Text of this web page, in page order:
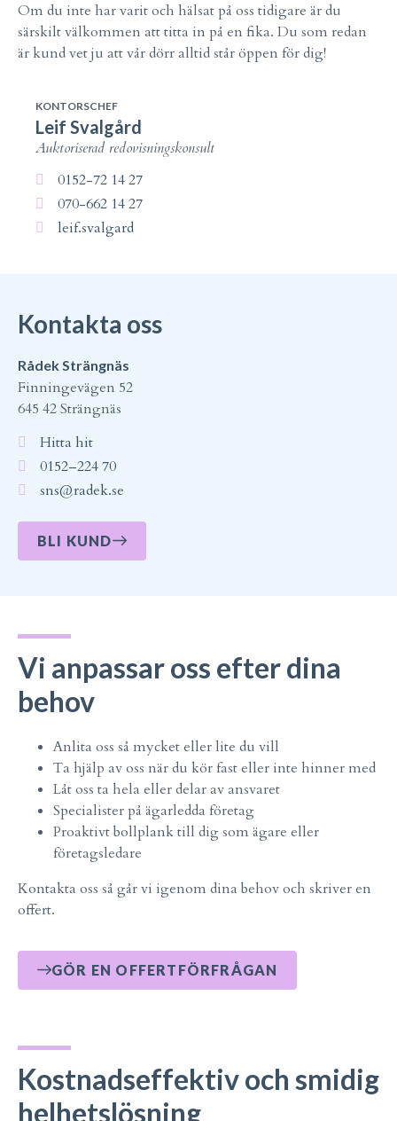
Om du inte har varit och hälsat på oss tidigare är du
särskilt välkommen att titta in på en fika. Du som redan
är kund vet ju att vår dörr alltid står öppen för dig!
KONTORSCHEF
Leif Svalgård
Auktoriserad redovisningskonsult
0152-72 14 27
070-662 14 27
leif.svalgard
Kontakta oss
Rådek Strängnäs
Finningevägen 52
645 42 Strängnäs
Hitta hit
0152–224 70
sns@radek.se
BLI KUND
Vi anpassar oss efter dina
behov
Anlita oss så mycket eller lite du vill
Ta hjälp av oss när du kör fast eller inte hinner med
Låt oss ta hela eller delar av ansvaret
Specialister på ägarledda företag
Proaktivt bollplank till dig som ägare eller
företagsledare
Kontakta oss så går vi igenom dina behov och skriver en
offert.
GÖR EN OFFERTFÖRFRÅGAN
Kostnadseffektiv och smidig
helhetslösning